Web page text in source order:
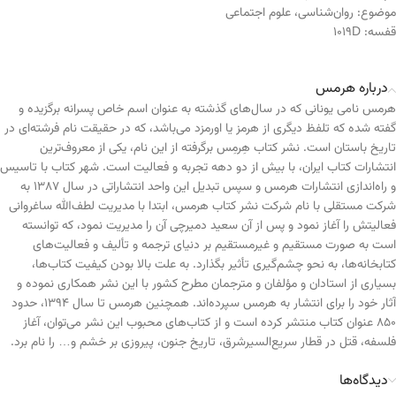
موضوع: روان‌شناسی، علوم اجتماعی
قفسه: 1019D
درباره هرمس
هرمس نامی یونانی که در سال‌های گذشته به عنوان اسم خاص پسرانه برگزیده و
گفته شده که تلفظ دیگری از هرمز یا اورمزد می‌باشد، که در حقیقت نام فرشته‌ای در
تاریخ باستان است. نشر کتاب هِرمِس برگرفته از این نام، یکی از معروف‌ترین
انتشارات کتاب ایران، با بیش از دو دهه تجربه و فعالیت است. شهر کتاب با تاسیس
و راه‌اندازی انتشارات هرمس و سپس تبدیل این واحد انتشاراتی در سال ۱۳۸۷ به
شرکت مستقلی با نام شرکت نشر کتاب هرمس، ابتدا با مدیریت لطف‌الله ساغروانی
فعالیتش را آغاز نمود و پس از آن سعید دمیرچی آن را مدیریت نمود، که توانسته
است به صورت مستقیم و غیرمستقیم بر دنیای ترجمه و تألیف و فعالیت‌های
کتابخانه‌ها، به نحو چشم‌گیری تأثیر بگذارد. به علت بالا بودن کیفیت کتاب‌ها،
بسیاری از استادان و مؤلفان و مترجمان مطرح کشور با این نشر همکاری نموده و
آثار خود را برای انتشار به هرمس سپرده‌اند. همچنین هرمس تا سال ۱۳۹۴، حدود
۸۵۰ عنوان کتاب منتشر کرده است و از کتاب‌های محبوب این نشر می‌توان، آغاز
فلسفه، قتل در قطار سریع‌السیرشرق، تاریخ جنون، پیروزی بر خشم و… را نام برد.
دیدگاه‌ها